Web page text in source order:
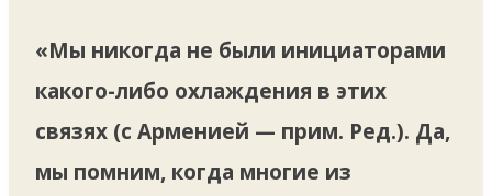
«Мы никогда не были инициаторами
какого-либо охлаждения в этих
связях (с Арменией — прим. Ред.). Да,
мы помним, когда многие из